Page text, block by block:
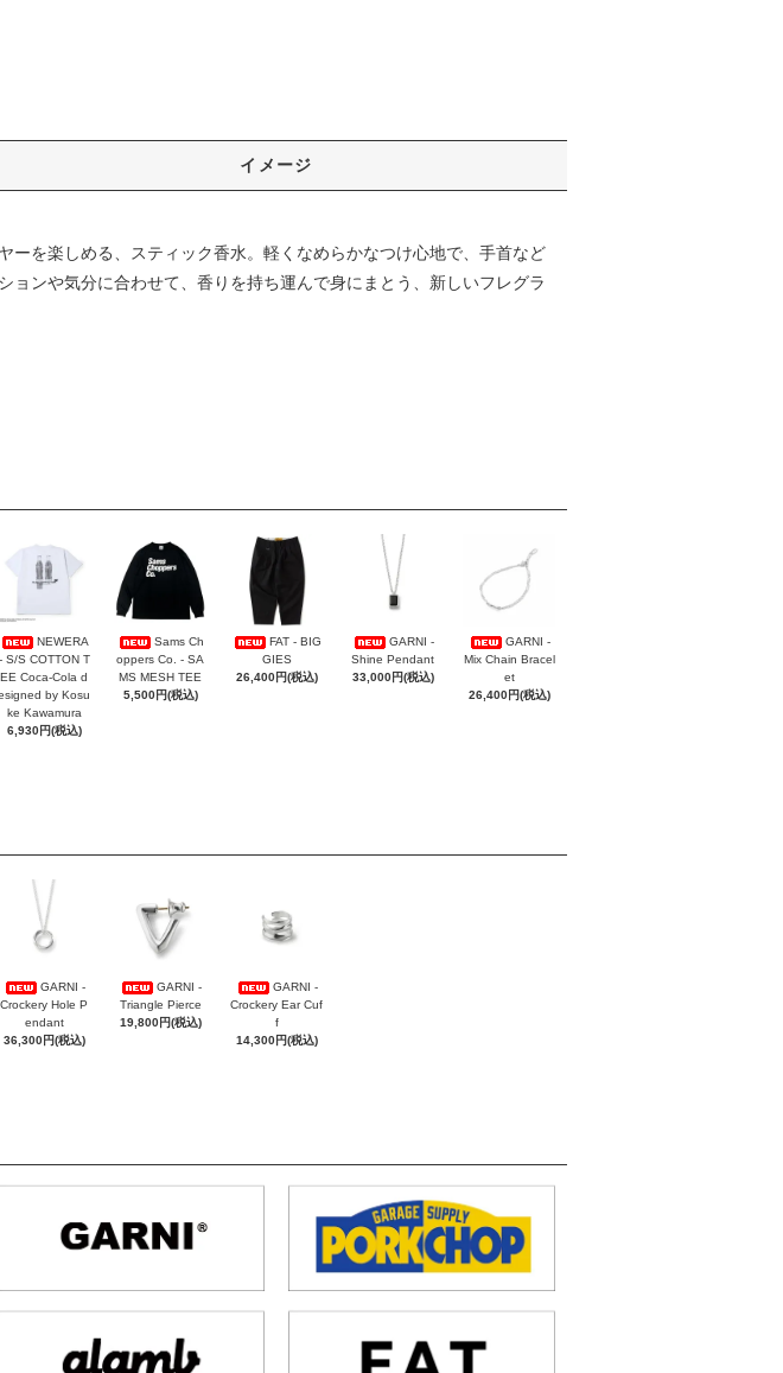
イメージ
を楽しめる、スティック香水。軽くなめらかなつけ心地で、手首など
ンや気分に合わせて、香りを持ち運んで身にまとう、新しいフレグラ
NEWERA
- S/S COTTON T
EE Coca-Cola d
by Kosu
ke Kawamura
6,930円(税込)
Sams Ch
oppers Co. - SA
MS MESH TEE
5,500円(税込)
FAT - BIG
GIES
26,400円(税込)
GARNI -
Shine Pendant
33,000円(税込)
GARNI -
Mix Chain Bracel
et
26,400円(税込)
GARNI -
Crockery Hole P
endant
36,300円(税込)
GARNI -
Triangle Pierce
19,800円(税込)
GARNI -
Crockery Ear Cuf
f
14,300円(税込)